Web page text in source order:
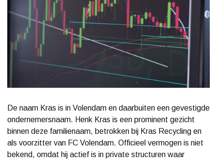
De naam Kras is in Volendam en daarbuiten een gevestigde
ondernemersnaam. Henk Kras is een prominent gezicht
binnen deze familienaam, betrokken bij Kras Recycling en
als voorzitter van FC Volendam. Officieel vermogen is niet
bekend, omdat hij actief is in private structuren waar